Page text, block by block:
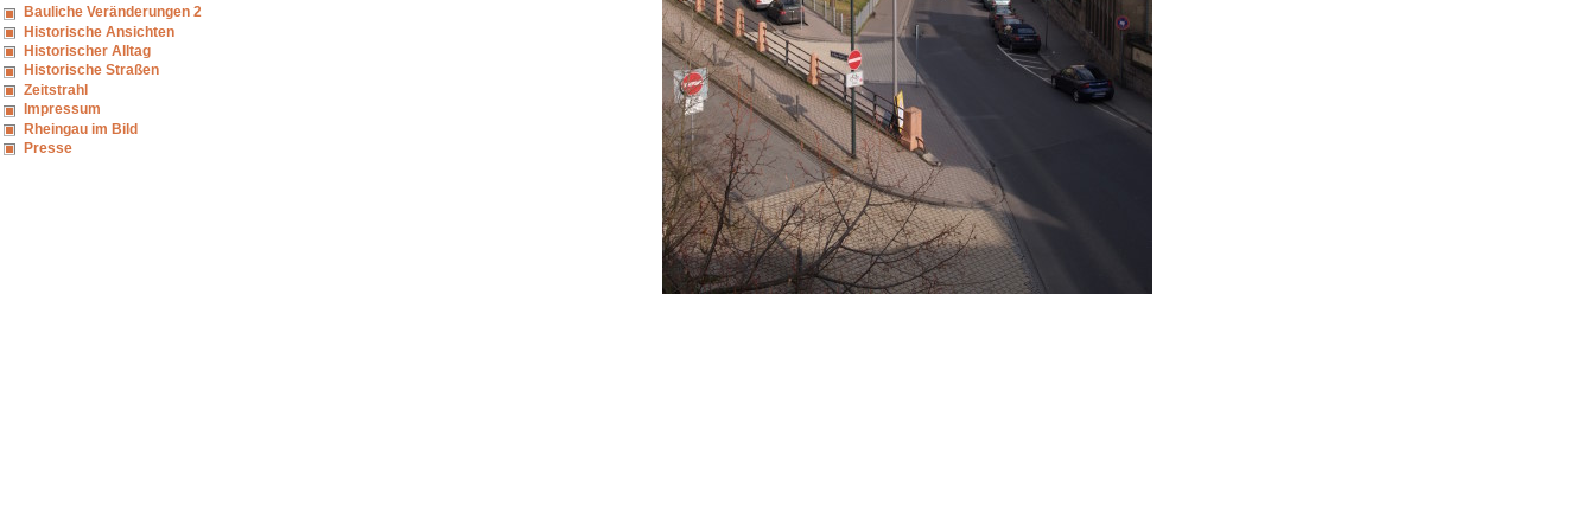
Bauliche Veränderungen 2
Historische Ansichten
Historischer Alltag
Historische Straßen
Zeitstrahl
Impressum
Rheingau im Bild
Presse